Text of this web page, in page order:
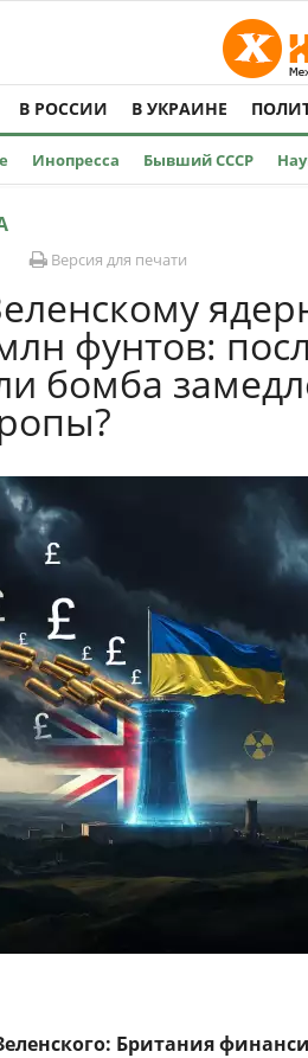
В РОССИИ В УКРАИНЕ
Инопресса Бывший СССР
Версия для печати
фунтов:
бомба
Британия